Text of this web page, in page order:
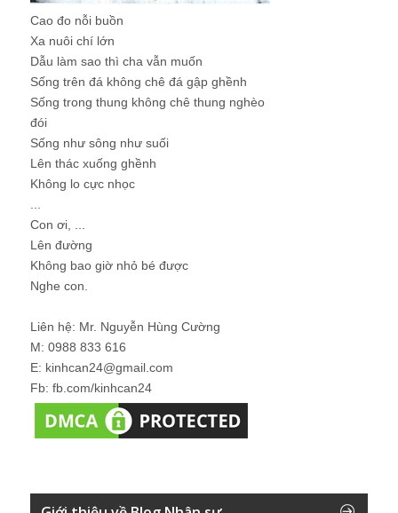
Cao đo nỗi buồn
Xa nuôi chí lớn
Dẫu làm sao thì cha vẫn muốn
Sống trên đá không chê đá gập ghềnh
Sống trong thung không chê thung nghèo
đói
Sống như sông như suối
Lên thác xuống ghềnh
Không lo cực nhọc
Con ơi, ...
Lên đường
Không bao giờ nhỏ bé được
Nghe con.
Liên hệ: Mr. Nguyễn Hùng Cường
M: 0988 833 616
E: kinhcan24@gmail.com
Fb: fb.com/kinhcan24